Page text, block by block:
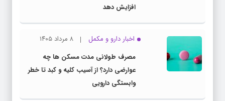
افزایش دهد
اخبار دارو و مکمل
۸ مرداد ۱۴۰۵
مصرف طولانی مدت مسکن ها چه
عوارضی دارد؟ از آسیب کلیه و کبد تا خطر
وابستگی دارویی